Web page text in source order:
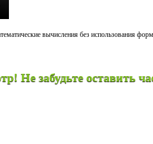
вычисления без использования
оставить чаевые